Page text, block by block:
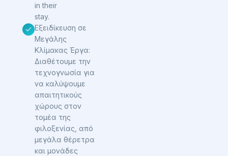
in their
stay.
Εξειδίκευση σε
Μεγάλης
Κλίμακας Έργα:
Διαθέτουμε την
τεχνογνωσία για
να καλύψουμε
απαιτητικούς
χώρους στον
τομέα της
φιλοξενίας, από
μεγάλα θέρετρα
και μονάδες